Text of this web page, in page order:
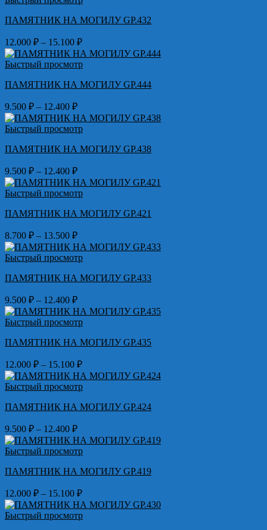
12.400 ₽
ПАМЯТНИК НА МОГИЛУ GP.432
12.000 ₽ – 15.100 ₽Диапазон
цен:
12.000 ₽
15.100 ₽
Быстрый просмотр
ПАМЯТНИК НА МОГИЛУ GP.444
9.500 ₽ – 12.400 ₽Диапазон
цен:
9.500 ₽
12.400 ₽
Быстрый просмотр
ПАМЯТНИК НА МОГИЛУ GP.438
9.500 ₽ – 12.400 ₽Диапазон
цен:
9.500 ₽
12.400 ₽
Быстрый просмотр
ПАМЯТНИК НА МОГИЛУ GP.421
8.700 ₽ – 13.500 ₽Диапазон
цен:
8.700 ₽
13.500 ₽
Быстрый просмотр
ПАМЯТНИК НА МОГИЛУ GP.433
9.500 ₽ – 12.400 ₽Диапазон
цен:
9.500 ₽
12.400 ₽
Быстрый просмотр
ПАМЯТНИК НА МОГИЛУ GP.435
12.000 ₽ – 15.100 ₽Диапазон
цен:
12.000 ₽
15.100 ₽
Быстрый просмотр
ПАМЯТНИК НА МОГИЛУ GP.424
9.500 ₽ – 12.400 ₽Диапазон
цен:
9.500 ₽
12.400 ₽
Быстрый просмотр
ПАМЯТНИК НА МОГИЛУ GP.419
12.000 ₽ – 15.100 ₽Диапазон
цен:
12.000 ₽
Быстрый просмотр